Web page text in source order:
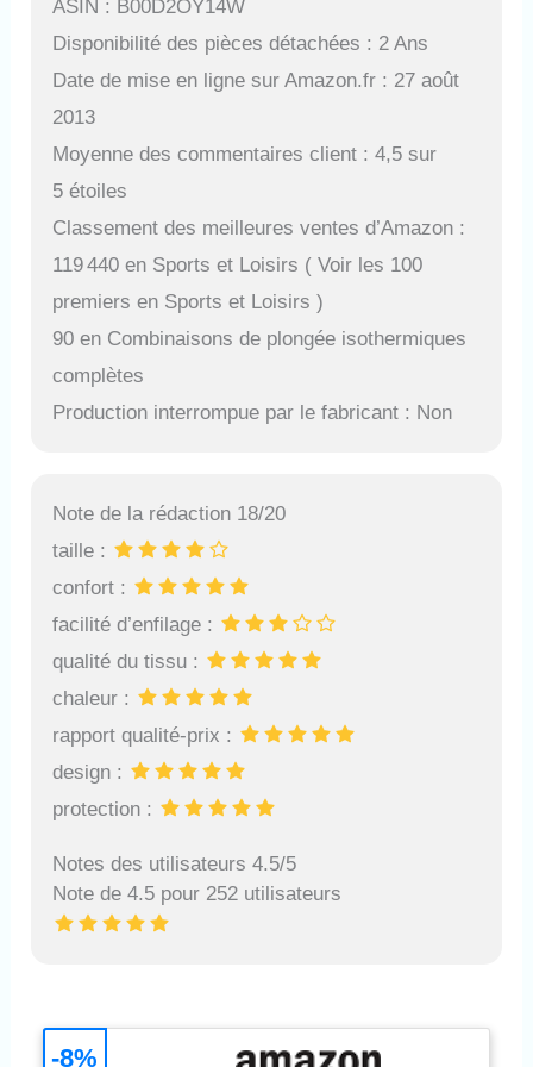
ASIN : B00D2OY14W
Disponibilité des pièces détachées : 2 Ans
Date de mise en ligne sur Amazon.fr : 27 août
2013
Moyenne des commentaires client : 4,5 sur
5 étoiles
Classement des meilleures ventes d’Amazon :
119 440 en Sports et Loisirs ( Voir les 100
premiers en Sports et Loisirs )
90 en Combinaisons de plongée isothermiques
complètes
Production interrompue par le fabricant : Non
Note de la rédaction 18/20
taille :
confort :
facilité d’enfilage :
qualité du tissu :
chaleur :
rapport qualité-prix :
design :
protection :
Notes des utilisateurs 4.5/5
Note de 4.5 pour 252 utilisateurs
-8%